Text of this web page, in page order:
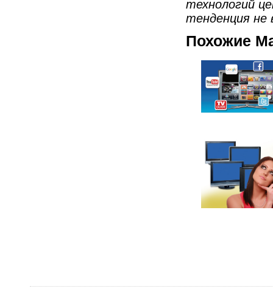
технологий
тенденция не
Похожие